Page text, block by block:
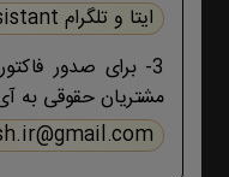
ایتا و تلگرام yabesh_assistant@
3- برای صدور
مشتریان حقوقی به